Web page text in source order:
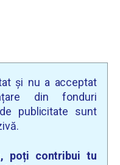
și nu a acceptat
din fonduri
publicitate sunt
poți contribui tu